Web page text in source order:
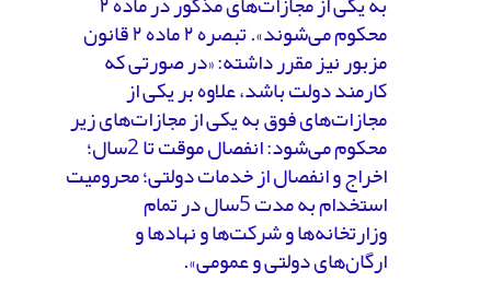
محکوم می‌شوند». تبصره ۲ ماده ۲ قانون
مزبور نیز مقرر داشته: «در صورتی که
کارمند دولت باشد، علاوه بر یکی از
مجازات‌های فوق به یکی از مجازات‌های زیر
محکوم می‌شود: انفصال موقت تا 2سال؛
اخراج و انفصال از خدمات دولتی؛ محرومیت
استخدام به مدت 5سال در تمام
وزارتخانه‌ها و شرکت‌ها و نهادها و
ارگان‌های دولتی و عمومی».